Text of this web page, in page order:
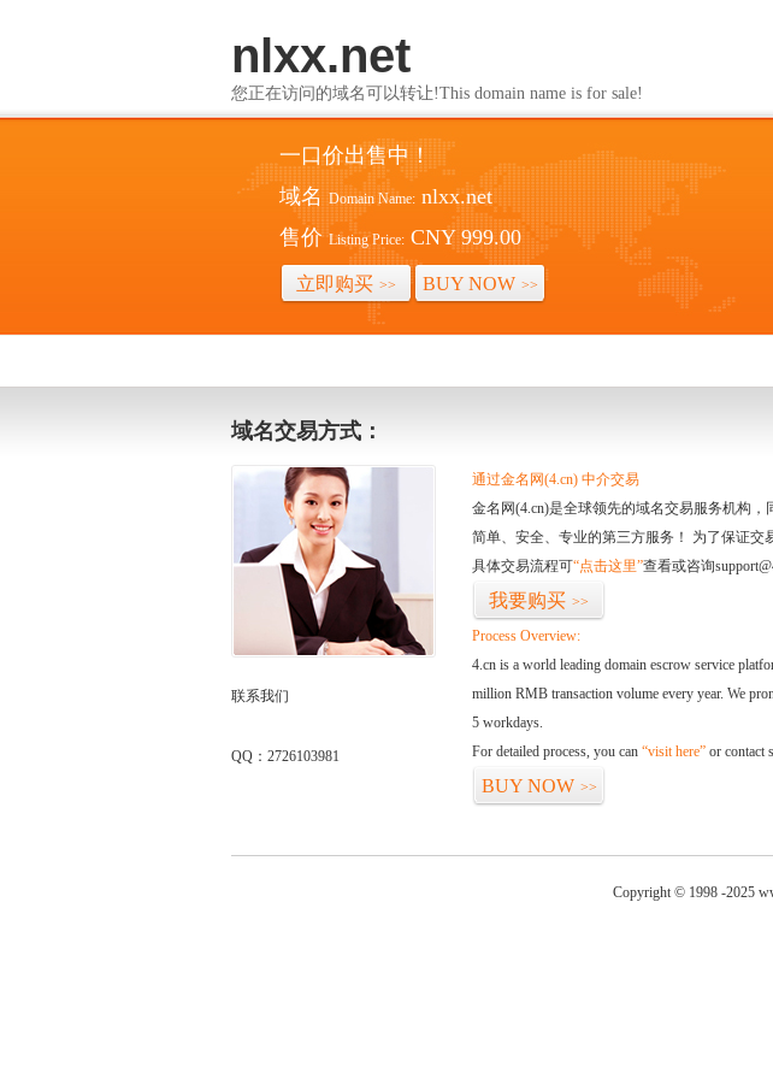
nlxx.net
您正在访问的域名可以转让!This domain name is for sale!
一口价出售中！
域名 Domain Name: nlxx.net
售价 Listing Price: CNY 999.00
立即购买 >> BUY NOW >>
域名交易方式：
联系我们
QQ：2726103981
通过金名网(4.cn) 中介交易
金名网(4.cn)是全球领先的域名交易服务机构
简单、安全、专业的第三方服务！ 为了保证交
具体交易流程可“点击这里”查看或咨询
我要购买 >>
Process Overview:
4.cn is a world leading domain escrow service
million RMB transaction volume every year. We
5 workdays.
For detailed process, you can “visit here” or contact
BUY NOW >>
Copyright © 1998 -2025